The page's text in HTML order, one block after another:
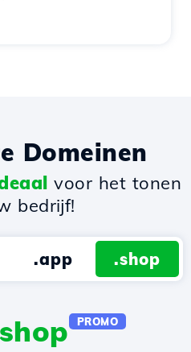
Domeinen
voor het tonen
bedrijf!
.app .shop
shop PROMO